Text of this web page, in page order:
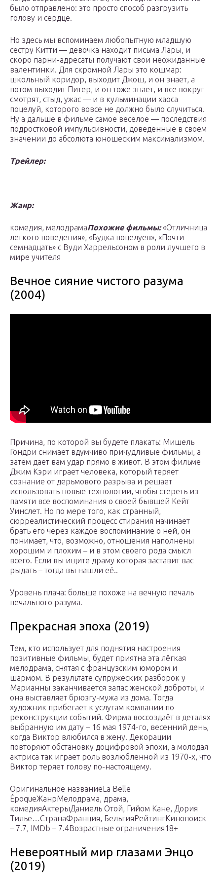
было отправлено: это просто способ разгрузить
голову и сердце.
Но здесь мы вспоминаем любопытную младшую
сестру Китти — девочка находит письма Лары, и
скоро парни-адресаты получают свои неожиданные
валентинки. Для скромной Лары это кошмар:
школьный коридор, выходит Джош, и он знает, а
потом выходит Питер, и он тоже знает, и все вокруг
смотрят, стыд, ужас — и в кульминации хаоса
поцелуй, которого вовсе не должно было случиться.
Ну а дальше в фильме самое веселое — последствия
подростковой импульсивности, доведенные в своем
значении до абсолюта юношеским максимализмом.
Трейлер:
Жанр:
комедия, мелодрамаПохожие фильмы:«Отличница
легкого поведения», «Будка поцелуев», «Почти
семнадцать» с Вуди Харрельсоном в роли лучшего в
мире учителя
Вечное сияние чистого разума
(2004)
Причина, по которой вы будете плакать: Мишель
Гондри снимает вдумчиво причудливые фильмы, а
затем дает вам удар прямо в живот. В этом фильме
Джим Кэри играет человека, который теряет
сознание от дерьмового разрыва и решает
использовать новые технологии, чтобы стереть из
памяти все воспоминания о своей бывшей Кейт
Уинслет. Но по мере того, как странный,
сюрреалистический процесс стирания начинает
брать его через каждое воспоминание о ней, он
понимает, что, возможно, отношения наполнены
хорошим и плохим – и в этом своего рода смысл
всего. Если вы ищите драму которая заставит вас
рыдать – тогда вы нашли её..
Уровень плача: больше похоже на вечную печаль
печального разума.
Прекрасная эпоха (2019)
Тем, кто использует для поднятия настроения
позитивные фильмы, будет приятна эта лёгкая
мелодрама, снятая с французским юмором и
шармом. В результате супружеских разборок у
Марианны заканчивается запас женской доброты, и
она выставляет брюзгу-мужа из дома. Тогда
художник прибегает к услугам компании по
реконструкции событий. Фирма воссоздаёт в деталях
выбранную им дату – 16 мая 1974-го, весенний день,
когда Виктор влюбился в жену. Декорации
повторяют обстановку доцифровой эпохи, а молодая
актриса так играет роль возлюбленной из 1970-х, что
Виктор теряет голову по-настоящему.
Оригинальное названиеLa Belle
ÉpoqueЖанрМелодрама, драма,
комедияАктерыДаниель Отой, Гийом Кане, Дория
Тилье…СтранаФранция, БельгияРейтингКинопоиск
– 7.7, IMDb – 7.4Возрастные ограничения18+
Невероятный мир глазами Энцо
(2019)